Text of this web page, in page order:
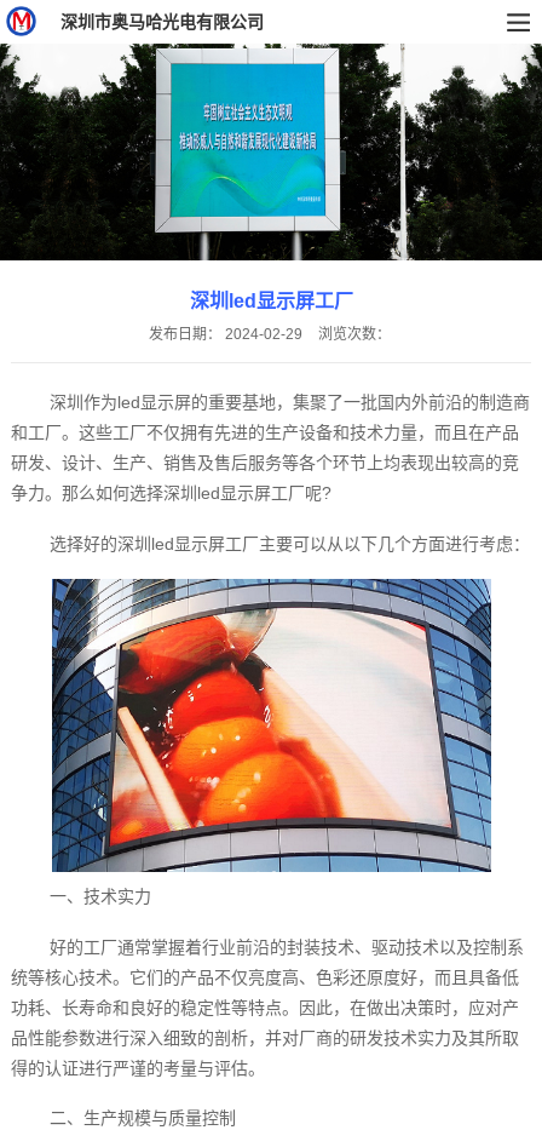
深圳市奥马哈光电有限公司
深圳led显示屏工厂
发布日期： 2024-02-29 浏览次数：
深圳作为led显示屏的重要基地，集聚了一批国内外前沿的制造商
和工厂。这些工厂不仅拥有先进的生产设备和技术力量，而且在产品
研发、设计、生产、销售及售后服务等各个环节上均表现出较高的竞
争力。那么如何选择深圳led显示屏工厂呢?
选择好的深圳led显示屏工厂主要可以从以下几个方面进行考虑：
一、技术实力
好的工厂通常掌握着行业前沿的封装技术、驱动技术以及控制系
统等核心技术。它们的产品不仅亮度高、色彩还原度好，而且具备低
功耗、长寿命和良好的稳定性等特点。因此，在做出决策时，应对产
品性能参数进行深入细致的剖析，并对厂商的研发技术实力及其所取
得的认证进行严谨的考量与评估。
二、生产规模与质量控制